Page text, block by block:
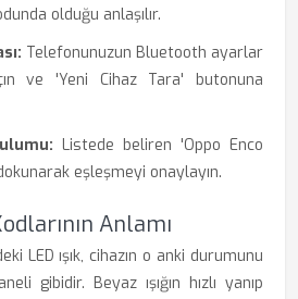
olduğu anlaşılır.
Telefonunuzun Bluetooth ayarlar
ve 'Yeni Cihaz Tara' butonuna
Listede beliren 'Oppo Enco
eşleşmeyi onaylayın.
Anlamı
LED ışık, cihazın o anki durumunu
gibidir. Beyaz ışığın hızlı yanıp